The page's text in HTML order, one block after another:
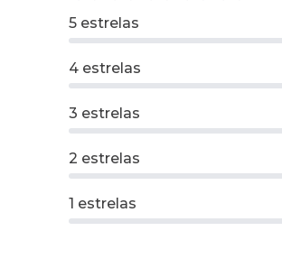
5 estrelas
4 estrelas
3 estrelas
2 estrelas
1 estrelas